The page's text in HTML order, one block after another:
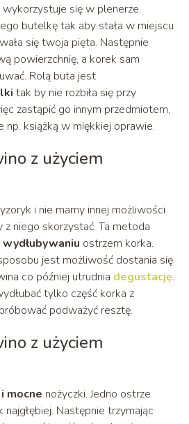
się w plenerze.
butelkę tak aby stała w miejscu
się twoja pięta. Następnie
powierzchnię, a korek sam
Rolą buta jest
tak by nie rozbiła się przy
zastąpić go innym przedmiotem,
np. książką w miękkiej oprawie.
z użyciem
i nie mamy innej możliwości
niego skorzystać. Ta metoda
wydłubywaniu ostrzem korka.
jest możliwość dostania się
co później utrudnia degustację.
tylko część korka z
podważyć resztę.
z użyciem
mocne nożyczki. Jedno ostrze
Następnie trzymając